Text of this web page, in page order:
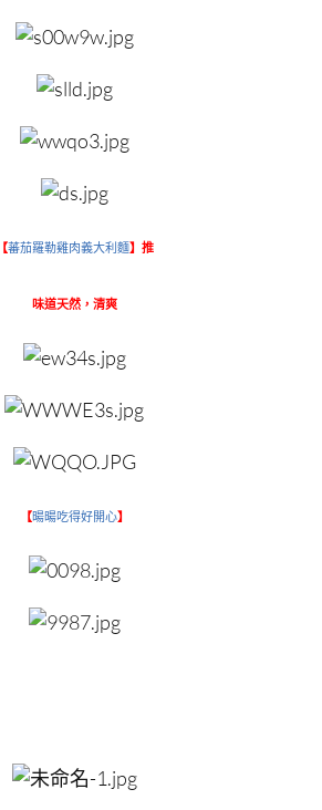
【蕃茄羅勒雞肉義大利麵】推
味道天然，清爽
【暘暘吃得好開心】